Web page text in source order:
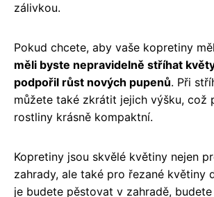
zálivkou.
Pokud chcete, aby vaše kopretiny
měli byste nepravidelně stříhat
podpořil růst nových pupenů. Při
můžete také zkrátit jejich výšku, což
rostliny krásně kompaktní.
Kopretiny jsou skvělé květiny nejen
zahrady, ale také pro řezané květiny
je budete pěstovat v zahradě,